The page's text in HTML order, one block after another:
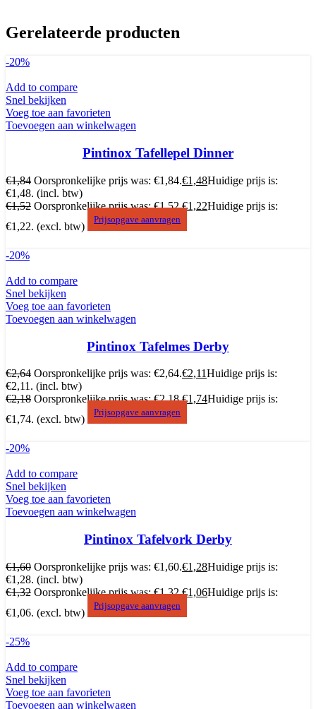
Gerelateerde producten
-20%
Add to compare
Snel bekijken
Voeg toe aan favorieten
Toevoegen aan winkelwagen
Pintinox Tafellepel Dinner
€1,84 Oorspronkelijke prijs was: €1,84.€1,48Huidige prijs is:
€1,48. (incl. btw)
€1,52 Oorspronkelijke prijs was: €1,52.€1,22Huidige prijs is:
€1,22. (excl. btw)
Prijsopgave aanvragen
-20%
Add to compare
Snel bekijken
Voeg toe aan favorieten
Toevoegen aan winkelwagen
Pintinox Tafelmes Derby
€2,64 Oorspronkelijke prijs was: €2,64.€2,11Huidige prijs is:
€2,11. (incl. btw)
€2,18 Oorspronkelijke prijs was: €2,18.€1,74Huidige prijs is:
€1,74. (excl. btw)
Prijsopgave aanvragen
-20%
Add to compare
Snel bekijken
Voeg toe aan favorieten
Toevoegen aan winkelwagen
Pintinox Tafelvork Derby
€1,60 Oorspronkelijke prijs was: €1,60.€1,28Huidige prijs is:
€1,28. (incl. btw)
€1,32 Oorspronkelijke prijs was: €1,32.€1,06Huidige prijs is:
€1,06. (excl. btw)
Prijsopgave aanvragen
-25%
Add to compare
Snel bekijken
Voeg toe aan favorieten
Toevoegen aan winkelwagen